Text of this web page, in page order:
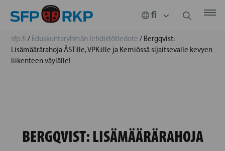
sfp.fi / Eduskuntaryhmän lehdistötiedote / Bergqvist:
Lisämäärärahoja ÅST:lle, VPK:ille ja Kemiössä sijaitsevalle kevyen
liikenteen väylälle!
BERGQVIST: LISÄMÄÄRÄRAHOJA